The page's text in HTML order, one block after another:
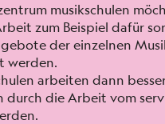
musikschulen
zum Beispiel dafür
der einzel­nen
wer­den.
arbeit­en dann
durch die Arbeit vom